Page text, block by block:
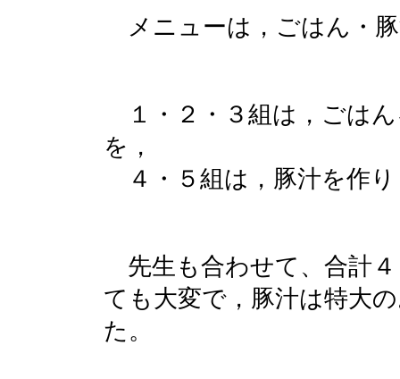
メニューは，ごはん・
１・２・３組は，ごは
を，
４・５組は，豚汁を作
先生も合わせて、合計
ても大変で，豚汁は特大
た。